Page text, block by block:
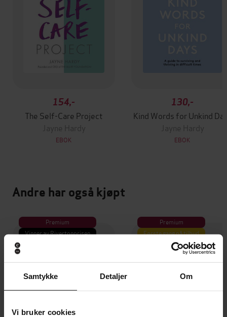
Samtykke Detaljer Om
Vi bruker cookies
154,-
The Self-Care Project
Jayne Hardy
EBOK
130,-
Kind Words for Unkind
Jayne Hardy
EBOK
Andre har også kjøpt
Premium
Vinner av Rivertonprisen
Premium
Første gang på tilbud